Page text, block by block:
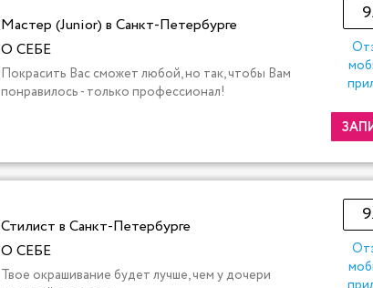
Мастер (Junior) в Санкт-Петербурге
О СЕБЕ
Покрасить Вас сможет любой, но так, чтобы Вам
понравилось - только профессионал!
Стилист в Санкт-Петербурге
О СЕБЕ
Твое окрашивание будет лучше, чем у дочери